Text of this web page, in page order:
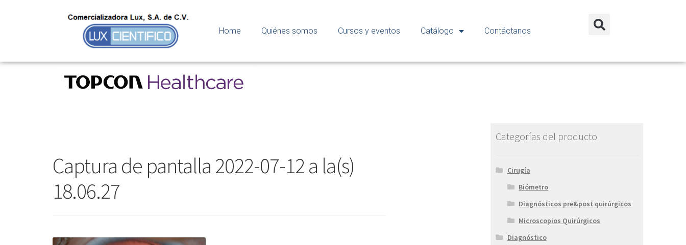
Home Quiénes somos Cursos y eventos Catálogo Contáctanos
Captura de pantalla 2022-07-12 a la(s)
18.06.27
Categorías del producto
Cirugía
Biómetro
Diagnósticos pre&post quirúrgicos
Microscopios Quirúrgicos
Diagnóstico